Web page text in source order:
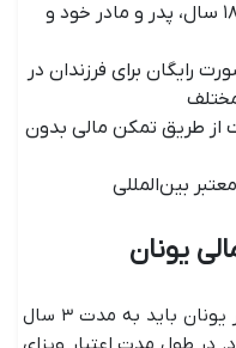
متقاضی (همسر، فرزندان زیر ۱۸ سال، پدر و مادر خود و
رایگان برای فرزندان در
از طریق تمکن مالی بدون
بین‌المللی
یونان
سرمایه شما برای اثبات تمکن مالی در یونان باید به مدت ۳ سال